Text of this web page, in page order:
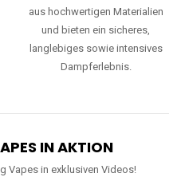
aus hochwertigen Materialien
und bieten ein sicheres,
langlebiges sowie intensives
Dampferlebnis.
IN AKTION
Vapes in exklusiven Videos!